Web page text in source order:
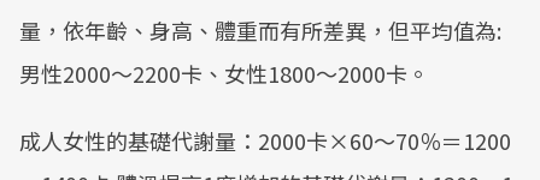
量，依年齡、身高、體重而有所差異，但平均值為:
男性2000～2200卡、女性1800～2000卡。
成人女性的基礎代謝量：2000卡×60～70％＝1200